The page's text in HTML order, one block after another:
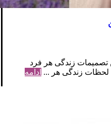
تصمیمات زندگی هر فرد
لحظات زندگی هر ... ادامه